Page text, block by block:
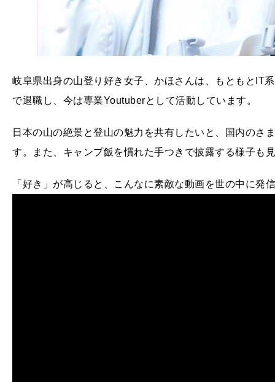
岐阜県出身の山登り好き女子、かほさんは、もともとIT
で退職し、今は専業Youtuberとして活動しています。
日本の山の絶景と登山の魅力を共有したいと、国内のさ
す。また、キャンプ飯を慣れた手つきで披露する様子も
「好き」が高じると、こんなに素敵な動画を世の中に発